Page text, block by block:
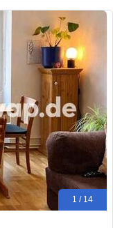
1 / 14